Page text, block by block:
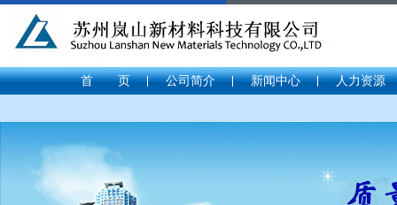
首 页 公司简介 新闻中心 人力资源